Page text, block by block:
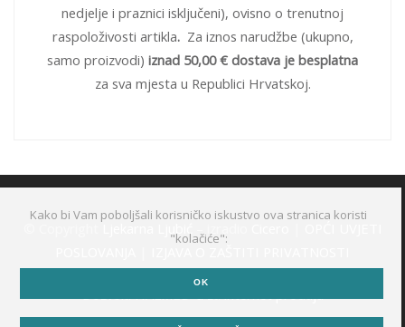
Kako bi Vam poboljšali korisničko iskustvo ova stranica koristi
"kolačiće":
OK
nedjelje i praznici isključeni), ovisno o trenutnoj
raspoloživosti artikla.Za iznos narudžbe (ukupno,
samo proizvodi) iznad 50,00 € dostava je besplatna
za sva mjesta u Republici Hrvatskoj.
Dozvola HALMED-a za internet prodaju